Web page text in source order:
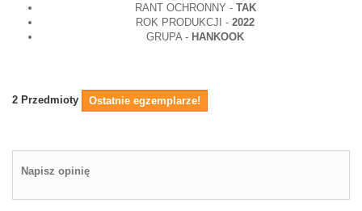
RANT OCHRONNY - TAK
ROK PRODUKCJI - 2022
GRUPA - HANKOOK
2 Przedmioty Ostatnie egzemplarze!
Napisz opinię